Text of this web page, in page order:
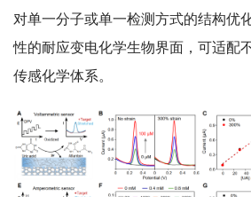
对单一分子或单一检测方式的结构优
性的耐应变电化学生物界面，可适配
传感化学体系。